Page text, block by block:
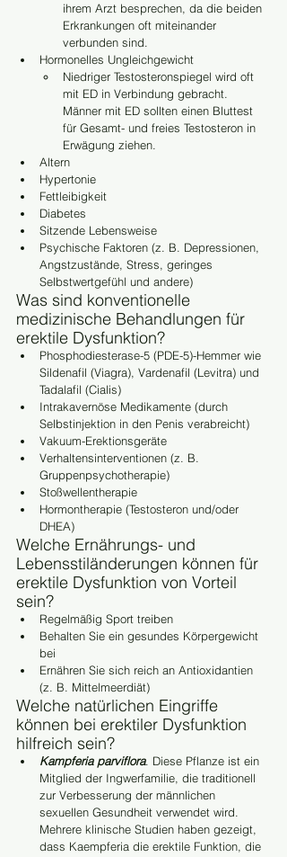
ihrem Arzt besprechen, da die beiden
Erkrankungen oft miteinander
verbunden sind.
Hormonelles Ungleichgewicht
Niedriger Testosteronspiegel wird oft
mit ED in Verbindung gebracht.
Männer mit ED sollten einen Bluttest
für Gesamt- und freies Testosteron in
Erwägung ziehen.
Altern
Hypertonie
Fettleibigkeit
Diabetes
Sitzende Lebensweise
Psychische Faktoren (z. B. Depressionen,
Angstzustände, Stress, geringes
Selbstwertgefühl und andere)
Was sind konventionelle
medizinische Behandlungen für
erektile Dysfunktion?
Phosphodiesterase-5 (PDE-5)-Hemmer wie
Sildenafil (Viagra), Vardenafil (Levitra) und
Tadalafil (Cialis)
Intrakavernöse Medikamente (durch
Selbstinjektion in den Penis verabreicht)
Vakuum-Erektionsgeräte
Verhaltensinterventionen (z. B.
Gruppenpsychotherapie)
Stoßwellentherapie
Hormontherapie (Testosteron und/oder
DHEA)
Welche Ernährungs- und
Lebensstiländerungen können für
erektile Dysfunktion von Vorteil
sein?
Regelmäßig Sport treiben
Behalten Sie ein gesundes Körpergewicht
bei
Ernähren Sie sich reich an Antioxidantien
(z. B. Mittelmeerdiät)
Welche natürlichen Eingriffe
können bei erektiler Dysfunktion
hilfreich sein?
Kampferia parviflora. Diese Pflanze ist ein
Mitglied der Ingwerfamilie, die traditionell
zur Verbesserung der männlichen
sexuellen Gesundheit verwendet wird.
Mehrere klinische Studien haben gezeigt,
dass Kaempferia die erektile Funktion, die